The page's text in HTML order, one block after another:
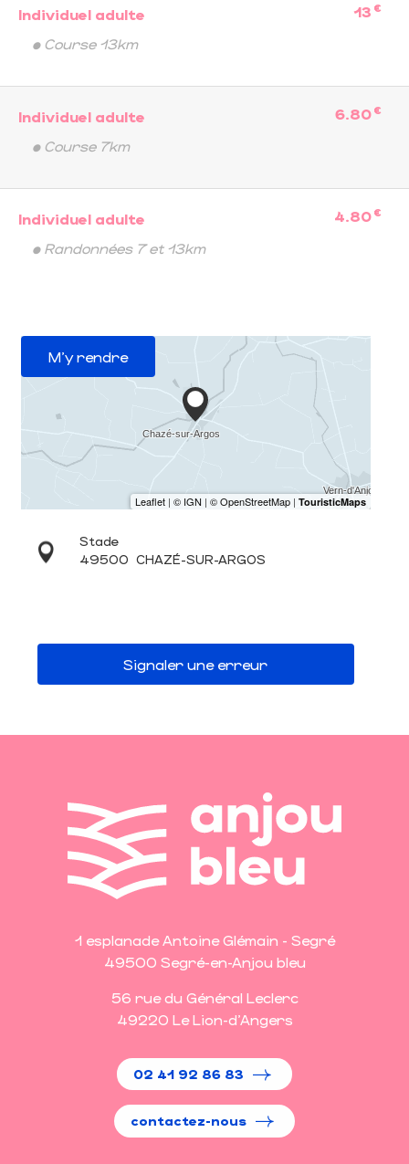
Individuel adulte 13 €
• Course 13km
Individuel adulte 6.80 €
• Course 7km
Individuel adulte 4.80 €
• Randonnées 7 et 13km
M'y rendre
Stade
49500 CHAZÉ-SUR-ARGOS
Signaler une erreur
1 esplanade Antoine Glémain - Segré
49500 Segré-en-Anjou bleu
56 rue du Général Leclerc
49220 Le Lion-d'Angers
02 41 92 86 83
contactez-nous